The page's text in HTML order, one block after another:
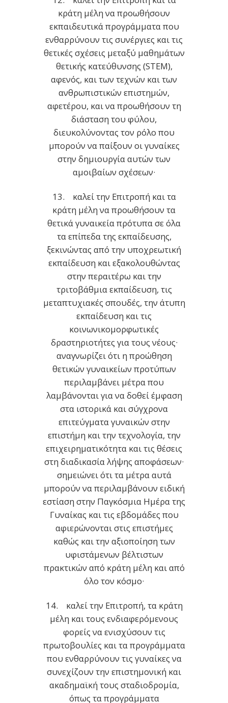
κράτη μέλη να προωθήσουν
εκπαιδευτικά προγράμματα που
ενθαρρύνουν τις συνέργιες και τις
θετικές σχέσεις μεταξύ μαθημάτων
θετικής κατεύθυνσης (STEM),
αφενός, και των τεχνών και των
ανθρωπιστικών επιστημών,
αφετέρου, και να προωθήσουν τη
διάσταση του φύλου,
διευκολύνοντας τον ρόλο που
μπορούν να παίξουν οι γυναίκες
στην δημιουργία αυτών των
αμοιβαίων σχέσεων·
13. καλεί την Επιτροπή και τα
κράτη μέλη να προωθήσουν τα
θετικά γυναικεία πρότυπα σε όλα
τα επίπεδα της εκπαίδευσης,
ξεκινώντας από την υποχρεωτική
εκπαίδευση και εξακολουθώντας
στην περαιτέρω και την
τριτοβάθμια εκπαίδευση, τις
μεταπτυχιακές σπουδές, την άτυπη
εκπαίδευση και τις
κοινωνικομορφωτικές
δραστηριοτήτες για τους νέους·
αναγνωρίζει ότι η προώθηση
θετικών γυναικείων προτύπων
περιλαμβάνει μέτρα που
λαμβάνονται για να δοθεί έμφαση
στα ιστορικά και σύγχρονα
επιτεύγματα γυναικών στην
επιστήμη και την τεχνολογία, την
επιχειρηματικότητα και τις θέσεις
στη διαδικασία λήψης αποφάσεων·
σημειώνει ότι τα μέτρα αυτά
μπορούν να περιλαμβάνουν ειδική
εστίαση στην Παγκόσμια Ημέρα της
Γυναίκας και τις εβδομάδες που
αφιερώνονται στις επιστήμες
καθώς και την αξιοποίηση των
υφιστάμενων βέλτιστων
πρακτικών από κράτη μέλη και από
όλο τον κόσμο·
14. καλεί την Επιτροπή, τα κράτη
μέλη και τους ενδιαφερόμενους
φορείς να ενισχύσουν τις
πρωτοβουλίες και τα προγράμματα
που ενθαρρύνουν τις γυναίκες να
συνεχίζουν την επιστημονική και
ακαδημαϊκή τους σταδιοδρομία,
όπως τα προγράμματα